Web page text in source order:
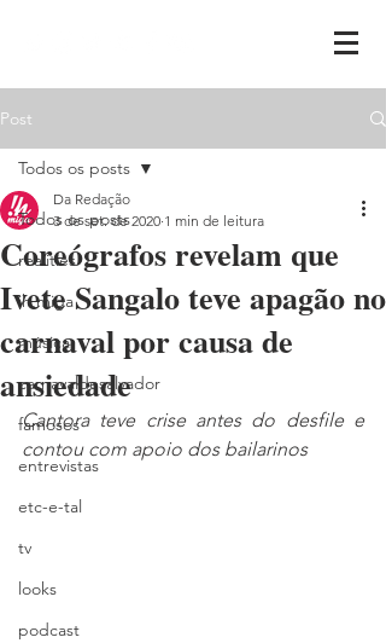
Post
Todos os posts
realities
ih,miga
música
carnavaldesalvador
famosos
entrevistas
etc-e-tal
tv
looks
podcast
Todos os posts
Coreógrafos revelam que
Ivete Sangalo teve apagão no
carnaval por causa de
ansiedade
Da Redação
3 de set. de 2020 1 min de leitura
Cantora teve crise antes do desfile e
contou com apoio dos bailarinos